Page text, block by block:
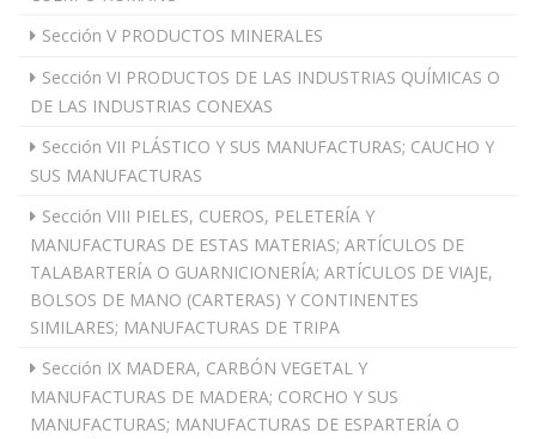
Sección V PRODUCTOS MINERALES
Sección VI PRODUCTOS DE LAS INDUSTRIAS QUÍMICAS O
DE LAS INDUSTRIAS CONEXAS
Sección VII PLÁSTICO Y SUS MANUFACTURAS; CAUCHO Y
SUS MANUFACTURAS
Sección VIII PIELES, CUEROS, PELETERÍA Y
MANUFACTURAS DE ESTAS MATERIAS; ARTÍCULOS DE
TALABARTERÍA O GUARNICIONERÍA; ARTÍCULOS DE VIAJE,
BOLSOS DE MANO (CARTERAS) Y CONTINENTES
SIMILARES; MANUFACTURAS DE TRIPA
Sección IX MADERA, CARBÓN VEGETAL Y
MANUFACTURAS DE MADERA; CORCHO Y SUS
MANUFACTURAS; MANUFACTURAS DE ESPARTERÍA O